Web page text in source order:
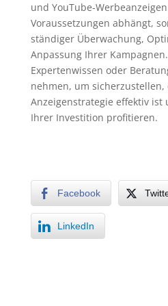
und YouTube-
Voraussetzungen abhängt,
ständiger Überwachung,
Anpassung Ihrer
Expertenwissen oder
nehmen, um sicherzustellen,
Anzeigenstrategie effektiv ist
Ihrer Investition profitieren.
Facebook
LinkedIn